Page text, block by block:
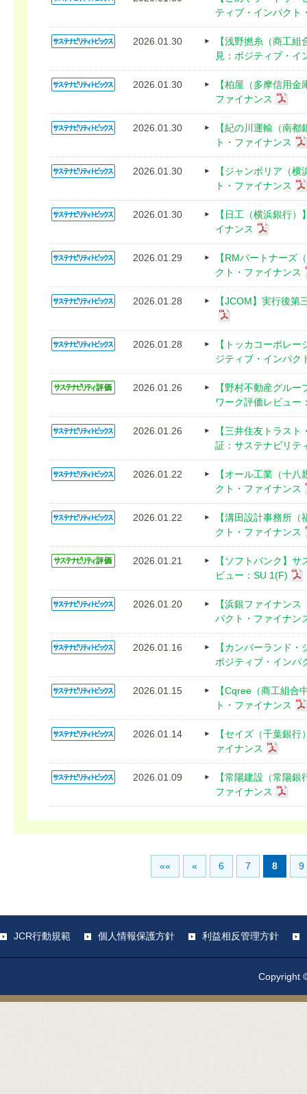
ティブ・インパクト
2026.01.30
【浅野撚糸（商工
見：ポジティブ・イ
2026.01.30
【柏屋（多摩信用
ファイナンス
2026.01.30
【紀の川運輸（南
ト・ファイナンス
2026.01.30
【ジャンボリア（
ト・ファイナンス
2026.01.30
【日工（横浜銀行
イナンス
2026.01.29
【RMパートナーズ
クト・ファイナンス
2026.01.28 【JCOM】実行後
2026.01.28
【トッカコーポレ
ジティブ・インパク
2026.01.26
【野村不動産グル
ワーク評価レビュー
2026.01.26
【三井住友トラス
証：サステナビリテ
2026.01.22
【オール工業（十
クト・ファイナンス
2026.01.22
【溝田設計事務所
クト・ファイナンス
2026.01.21
【ソフトバンク】
ビュー：SU 1(F)
2026.01.20
【浜銀ファイナン
パクト・ファイナン
2026.01.16
【カンバーランド
ポジティブ・インパ
2026.01.15
【Cqree（商工組合
ト・ファイナンス
2026.01.14
【セイズ（千葉銀
ァイナンス
2026.01.09
【常陽建設（常陽
ファイナンス
«« « 6 7 8 9
JCR行動規範 個人情報保護方針 利益相反管理方針
Copyright